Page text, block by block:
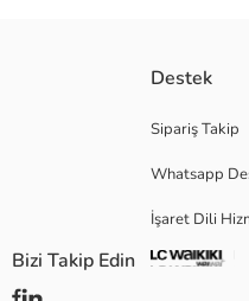
Cinsiyet:
Kalıp:
Destek
Sipariş Takip
Whatsapp
İşaret Dili
Bizi Takip Edin